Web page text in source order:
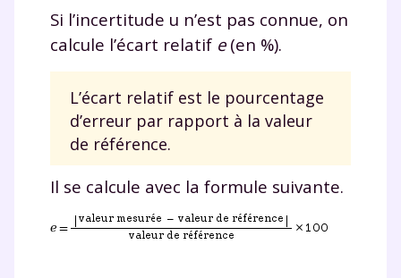
Si l’incertitude u n’est pas connue, on
calcule l’écart relatif e(en %).
L’écart relatif est le pourcentage
d’erreur par rapport à la valeur
de référence.
Il se calcule avec la formule suivante.
Envie de progresser
et de réussir votre
année scolaire ?